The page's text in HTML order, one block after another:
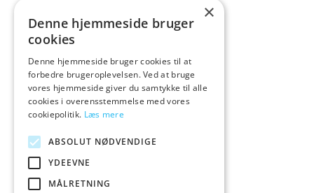
Creative Conceptions
Crisco (1)
Cross Dressing
(14)
Crystal Clear (1)
Crystal Jellies (4)
Cum Face (2)
Cybe (1)
×
Denne hjemmeside bruger
cookies
Denne hjemmeside bruger cookies til at
forbedre brugeroplevelsen. Ved at bruge
vores hjemmeside giver du samtykke til alle
cookies i overensstemmelse med vores
cookiepolitik. Læs mere
ABSOLUT NØDVENDIGE
YDEEVNE
MÅLRETNING